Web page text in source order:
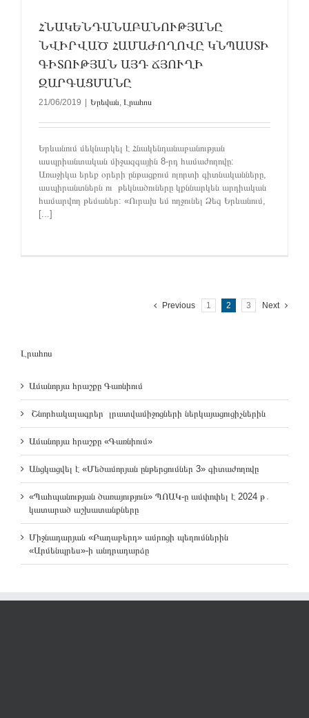
ՀՆԱԿԵՆԴԱՆԱԲԱՆՈՒԹՅԱՆԸ
ՆՎԻՐՎԱԾ ՀԱՄԱԺՈՂՈՎԸ ԿՆՊԱՍՏԻ
ԳԻՏՈՒԹՅԱՆ ԱՅԴ ՃՅՈՒՂԻ
ԶԱՐԳԱՑՄԱՆԸ
21/06/2019 | Երեվան Լրահոս
Երևանում մեկնարկել է Հնակենդանաբանության
ասպրիանտական միջազգային 8-րդ համաժողովը:
Առաջիկա երեք օրերի ընթացքում ոլորտի գիտնականները,
ասպիրանտներն ու թեկնածուները կքննարկեն արդիական
համարվող թեմաներ: «Ուրախ եմ ողջունել Ձեզ Երևանում,
[...]
Previous 1 2 3 Next
Լրահոս
Ամանորյա հրաշքը Գառնիում
Շնորհակալագրեր լրատվամիջոցների ներկայացուցիչներին
Ամանորյա հրաշքը «Գառնիում»
Անցկացվել է «Մեծամորյան ընթերցումներ 3» գիտաժողովը
«Պահպանության ծառայություն» ՊՈԱԿ-ը ամփոփել է 2024 թ․
կատարած աշխատանքները
Միջնադարյան «Բաղաբերդ» ամրոցի պեղումներին
«Արմենպրես»-ի անդրադարձը